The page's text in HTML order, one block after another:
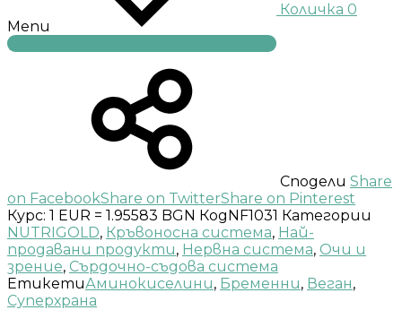
Количка 0
Menu
Сподели Share
on FacebookShare on TwitterShare on Pinterest
Курс: 1 EUR = 1.95583 BGN КодNF1031 Категории
NUTRIGOLD, Кръвоносна система, Най-
продавани продукти, Нервна система, Очи и
зрение, Сърдочно-съдова система
ЕтикетиАминокиселини, Бременни, Веган,
Суперхрана